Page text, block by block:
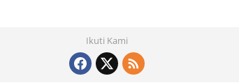
Ikuti Kami